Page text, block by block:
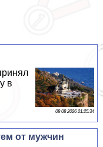
в
08 08 2026 21:25:34
от мужчин